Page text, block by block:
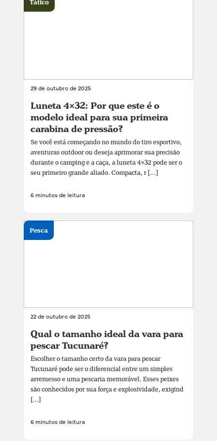
29 de outubro de 2025
Luneta 4×32: Por que este é o
modelo ideal para sua primeira
carabina de pressão?
Se você está começando no mundo do tiro esportivo,
aventuras outdoor ou deseja aprimorar sua precisão
durante o camping e a caça, a luneta 4×32 pode ser o
seu primeiro grande aliado. Compacta, r [...]
6 minutos de leitura
Tático
22 de outubro de 2025
Qual o tamanho ideal da vara para
pescar Tucunaré?
Escolher o tamanho certo da vara para pescar
Tucunaré pode ser o diferencial entre um simples
arremesso e uma pescaria memorável. Esses peixes
são conhecidos por sua força e explosividade, exigind
[...]
6 minutos de leitura
Pesca